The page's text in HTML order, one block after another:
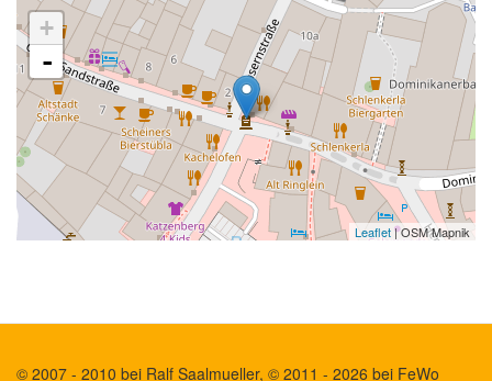
+
-
Leaflet| OSM Mapnik
© 2007 - 2010 bei Ralf Saalmueller, © 2011 - 2026 bei FeWo